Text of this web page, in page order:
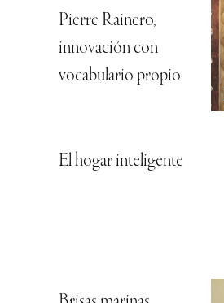
Pierre Rainero,
innovación con
vocabulario propio
El hogar inteligente